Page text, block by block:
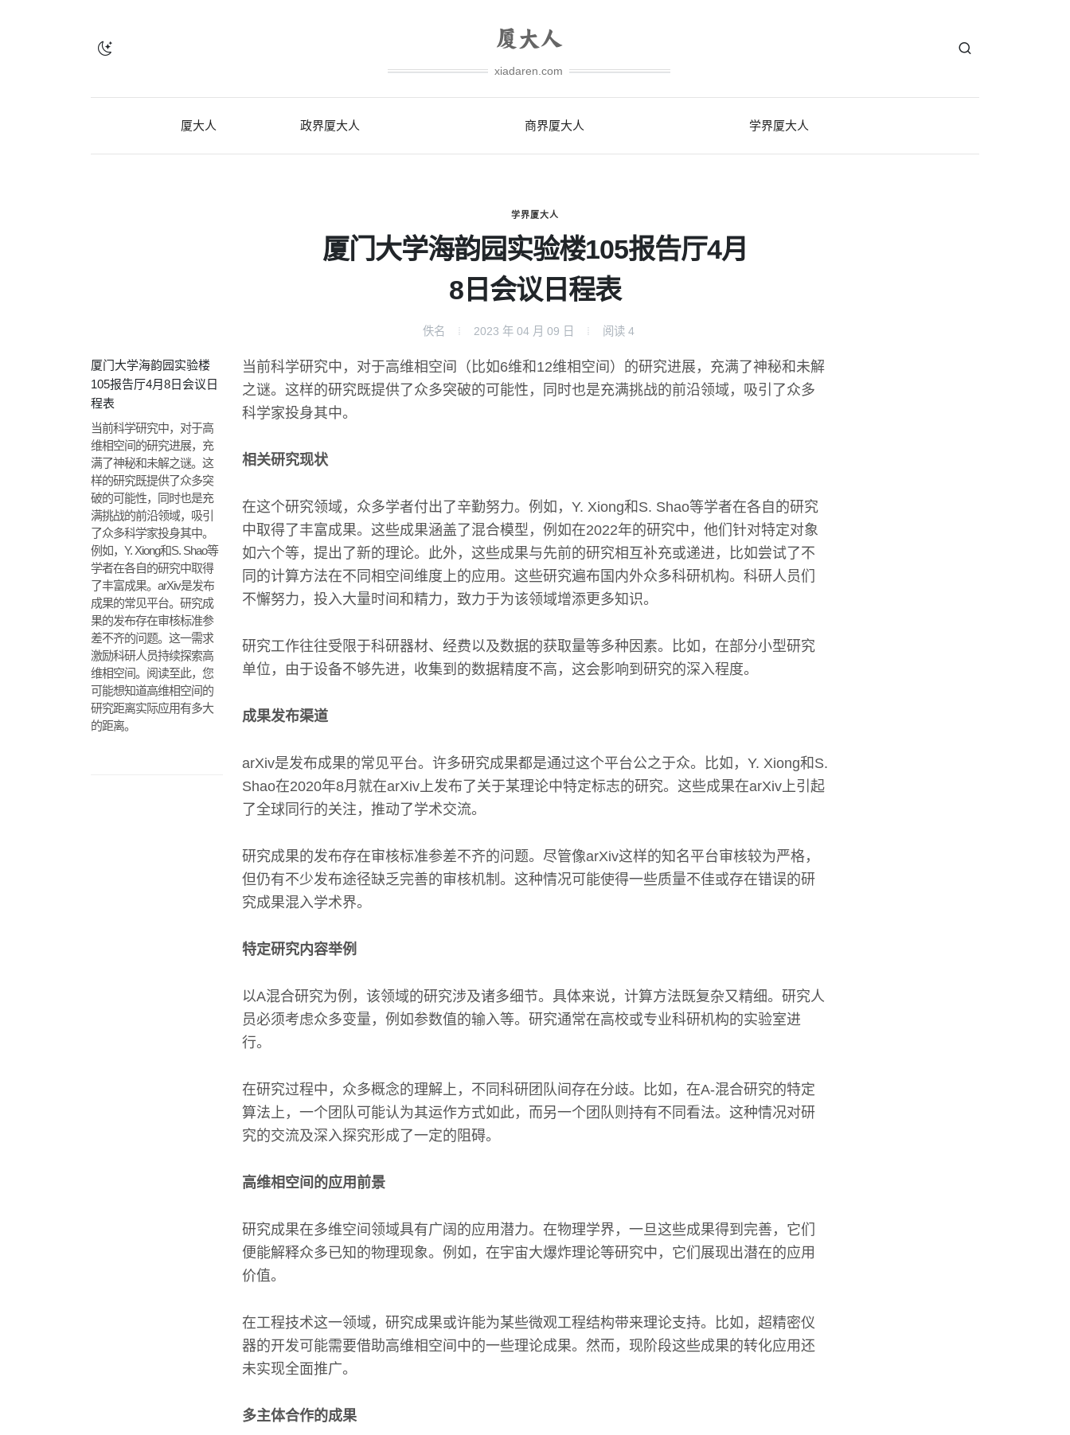
xiadaren.com
厦大人 政界厦大人 商界厦大人 学界厦大人
学界厦大人
厦门大学海韵园实验楼105报告厅4月
8日会议日程表
佚名 2023 年 04 月 09 日 阅读 4
厦门大学海韵园实验楼
105报告厅4月8日会议日
程表
当前科学研究中，对于高
维相空间的研究进展，充
满了神秘和未解之谜。这
样的研究既提供了众多突
破的可能性，同时也是充
满挑战的前沿领域，吸引
了众多科学家投身其中。
例如，Y. Xiong和S. Shao等
学者在各自的研究中取得
了丰富成果。arXiv是发布
成果的常见平台。研究成
果的发布存在审核标准参
差不齐的问题。这一需求
激励科研人员持续探索高
维相空间。阅读至此，您
可能想知道高维相空间的
研究距离实际应用有多大
的距离。
当前科学研究中，对于高维相空间（比如6维和12维相空间）的研究进展，充满了神秘和未解
之谜。这样的研究既提供了众多突破的可能性，同时也是充满挑战的前沿领域，吸引了众多
科学家投身其中。
相关研究现状
在这个研究领域，众多学者付出了辛勤努力。例如，Y. Xiong和S. Shao等学者在各自的研究
中取得了丰富成果。这些成果涵盖了混合模型，例如在2022年的研究中，他们针对特定对象
如六个等，提出了新的理论。此外，这些成果与先前的研究相互补充或递进，比如尝试了不
同的计算方法在不同相空间维度上的应用。这些研究遍布国内外众多科研机构。科研人员们
不懈努力，投入大量时间和精力，致力于为该领域增添更多知识。
研究工作往往受限于科研器材、经费以及数据的获取量等多种因素。比如，在部分小型研究
单位，由于设备不够先进，收集到的数据精度不高，这会影响到研究的深入程度。
成果发布渠道
arXiv是发布成果的常见平台。许多研究成果都是通过这个平台公之于众。比如，Y. Xiong和S.
Shao在2020年8月就在arXiv上发布了关于某理论中特定标志的研究。这些成果在arXiv上引起
了全球同行的关注，推动了学术交流。
研究成果的发布存在审核标准参差不齐的问题。尽管像arXiv这样的知名平台审核较为严格，
但仍有不少发布途径缺乏完善的审核机制。这种情况可能使得一些质量不佳或存在错误的研
究成果混入学术界。
特定研究内容举例
以A混合研究为例，该领域的研究涉及诸多细节。具体来说，计算方法既复杂又精细。研究人
员必须考虑众多变量，例如参数值的输入等。研究通常在高校或专业科研机构的实验室进
行。
在研究过程中，众多概念的理解上，不同科研团队间存在分歧。比如，在A-混合研究的特定
算法上，一个团队可能认为其运作方式如此，而另一个团队则持有不同看法。这种情况对研
究的交流及深入探究形成了一定的阻碍。
高维相空间的应用前景
研究成果在多维空间领域具有广阔的应用潜力。在物理学界，一旦这些成果得到完善，它们
便能解释众多已知的物理现象。例如，在宇宙大爆炸理论等研究中，它们展现出潜在的应用
价值。
在工程技术这一领域，研究成果或许能为某些微观工程结构带来理论支持。比如，超精密仪
器的开发可能需要借助高维相空间中的一些理论成果。然而，现阶段这些成果的转化应用还
未实现全面推广。
多主体合作的成果